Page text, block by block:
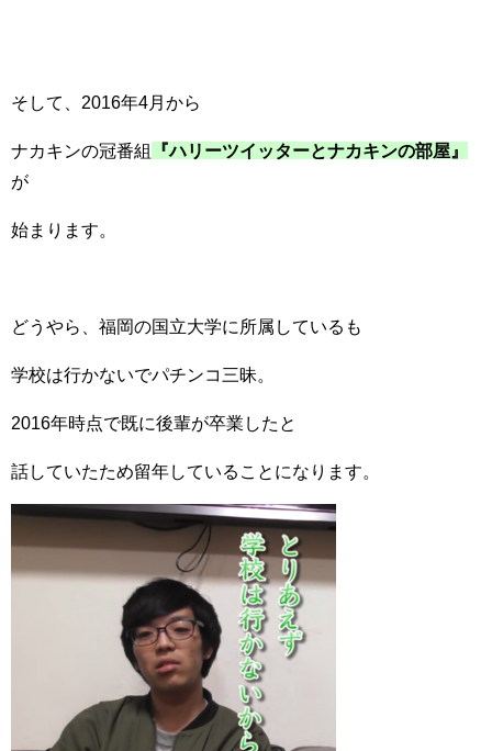
そして、2016年4月から
ナカキンの冠番組
『ハリーツイッターとナカキンの部屋』
が
始まります。
どうやら、福岡の国立大学に所属しているも
学校は行かないでパチンコ三昧。
2016年時点で既に後輩が卒業したと
話していたため留年していることになります。